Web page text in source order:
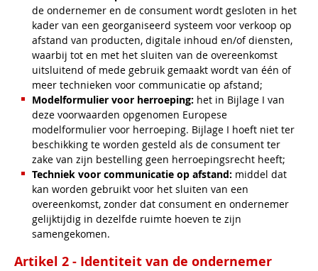
de ondernemer en de consument wordt gesloten in het
kader van een georganiseerd systeem voor verkoop op
afstand van producten, digitale inhoud en/of diensten,
waarbij tot en met het sluiten van de overeenkomst
uitsluitend of mede gebruik gemaakt wordt van één of
meer technieken voor communicatie op afstand;
Modelformulier voor herroeping: het in Bijlage I van
deze voorwaarden opgenomen Europese
modelformulier voor herroeping. Bijlage I hoeft niet ter
beschikking te worden gesteld als de consument ter
zake van zijn bestelling geen herroepingsrecht heeft;
Techniek voor communicatie op afstand: middel dat
kan worden gebruikt voor het sluiten van een
overeenkomst, zonder dat consument en ondernemer
gelijktijdig in dezelfde ruimte hoeven te zijn
samengekomen.
Artikel 2 - Identiteit van de ondernemer